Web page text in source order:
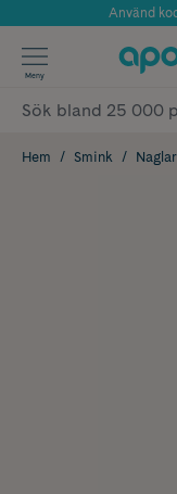
Använd
Meny
Hem Smink Naglar